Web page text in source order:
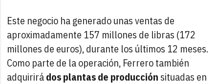
Este negocio ha generado unas ventas de
aproximadamente 157 millones de libras (172
millones de euros), durante los últimos 12 meses.
Como parte de la operación, Ferrero también
adquirirádos plantas de producción situadas en